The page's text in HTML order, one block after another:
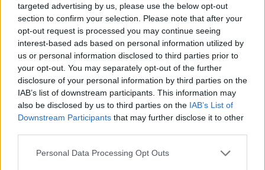
targeted advertising by us, please use the below opt-out
section to confirm your selection. Please note that after your
opt-out request is processed you may continue seeing
interest-based ads based on personal information utilized by
us or personal information disclosed to third parties prior to
your opt-out. You may separately opt-out of the further
disclosure of your personal information by third parties on the
IAB’s list of downstream participants. This information may
also be disclosed by us to third parties on the IAB’s List of
Downstream Participants that may further disclose it to other
Personal Data Processing Opt Outs
Ajovy
02-10-2025 | Vrouw | 58
fremanezumab (225mg)
Migraine
Effectiviteit
Hoeveelheid bijwerkingen
Bijwerkingen
gebied van rode huid